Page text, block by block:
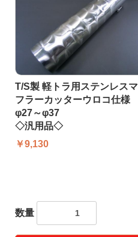
T/S製 軽トラ用ステンレスマ
フラーカッターウロコ仕様
φ27～φ37
◇汎用品◇
￥9,130
数量